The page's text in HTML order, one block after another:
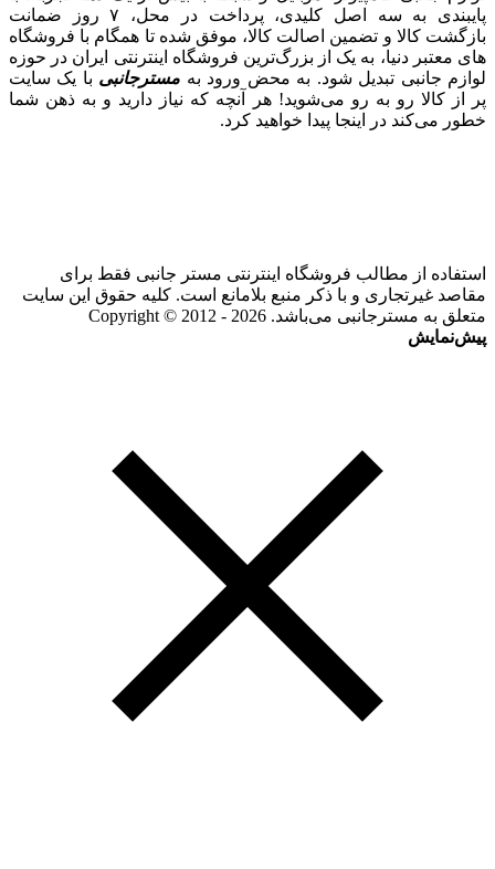
پایبندی به سه اصل کلیدی، پرداخت در محل، ۷ روز ضمانت
بازگشت کالا و تضمین اصالت کالا، موفق شده تا همگام با فروشگاه‌
های معتبر دنیا، به یک از بزرگ‌ترین فروشگاه اینترنتی ایران در حوزه
لوازم جانبی تبدیل شود. به محض ورود به مسترجانبی با یک سایت
پر از کالا رو به رو می‌شوید! هر آنچه که نیاز دارید و به ذهن شما
خطور می‌کند در اینجا پیدا خواهید کرد.
استفاده از مطالب فروشگاه اینترنتی مستر جانبی فقط برای
مقاصد غیرتجاری و با ذکر منبع بلامانع است. کلیه حقوق این سایت
متعلق به مسترجانبی می‌باشد. Copyright © 2012 - 2026
پیش‌نمایش